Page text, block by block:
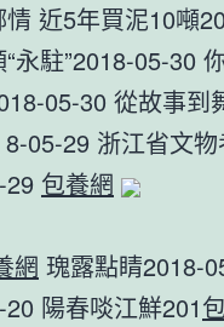
近5年買泥10噸
永駐”2018-05-30
05-30 從故事
8-05-29 浙江省文
29 包養網
網 瑰露點睛2018-
陽春啖江鮮201